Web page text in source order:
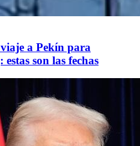
a Pekín para
son las fechas